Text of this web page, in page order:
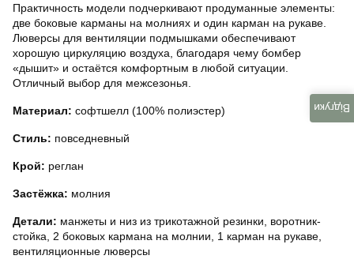
Практичность модели подчеркивают продуманные элементы:
две боковые карманы на молниях и один карман на рукаве.
Люверсы для вентиляции подмышками обеспечивают
хорошую циркуляцию воздуха, благодаря чему бомбер
«дышит» и остаётся комфортным в любой ситуации.
Отличный выбор для межсезонья.
Материал: софтшелл (100% полиэстер)
Стиль: повседневный
Крой: реглан
Застёжка: молния
Детали: манжеты и низ из трикотажной резинки, воротник-
стойка, 2 боковых кармана на молнии, 1 карман на рукаве,
вентиляционные люверсы
Відгуки